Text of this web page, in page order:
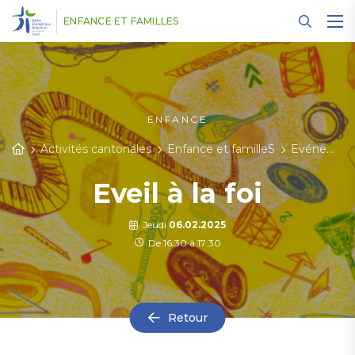
ENFANCE ET FAMILLES
ENFANCE
Activités cantonales Enfance et familleS Evénements
Eveil à la foi
Jeudi06.02.2025
De 16:30 à 17:30
Retour
Panneau de gestion des cookies